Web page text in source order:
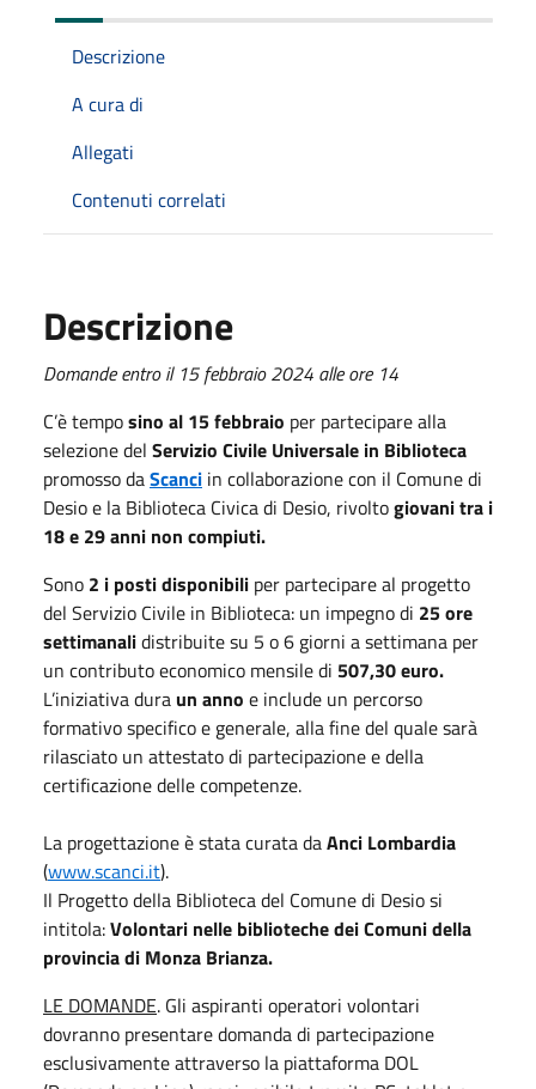
Descrizione
A cura di
Allegati
Contenuti correlati
Descrizione
Domande entro il 15 febbraio 2024 alle ore 14
C’è temposino al 15 febbraio per partecipare alla
selezione del Servizio Civile Universale in Biblioteca
promosso daScanci in collaborazione con il Comune di
Desio e la Biblioteca Civica di Desio, rivoltogiovani tra i
18 e 29 anni non compiuti.
Sono 2 i posti disponibili per partecipare al progetto
del Servizio Civile in Biblioteca: un impegno di 25 ore
settimanalidistribuite su 5 o 6 giorni a settimana per
un contributo economico mensile di 507,30 euro.
L’iniziativa dura un anno e include un percorso
formativo specifico e generale, alla fine del quale sarà
rilasciato un attestato di partecipazione e della
certificazione delle competenze.
La progettazione è stata curata daAnci Lombardia
(www.scanci.it).
Il Progetto della Biblioteca del Comune di Desio si
intitola:Volontari nelle biblioteche dei Comuni della
provincia di Monza Brianza.
LE DOMANDE. Gli aspiranti operatori volontari
dovranno presentare domanda di partecipazione
esclusivamente attraverso la piattaforma DOL